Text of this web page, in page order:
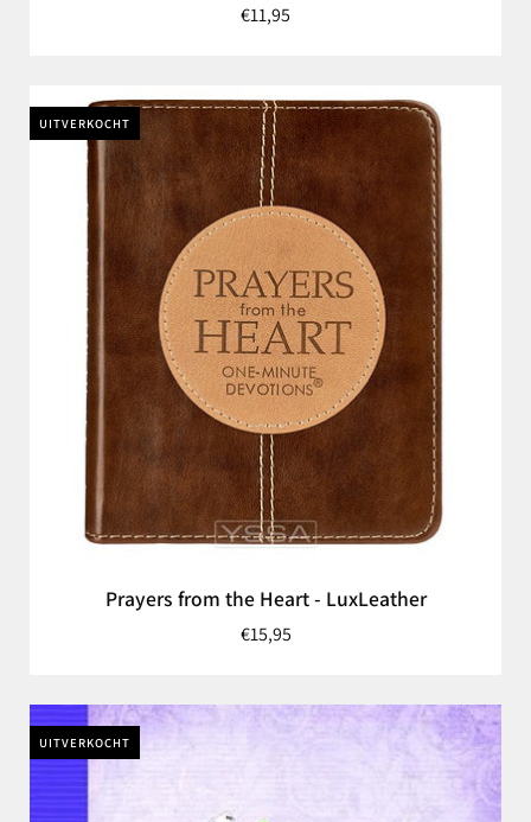
€11,95
UITVERKOCHT
Prayers from the Heart - LuxLeather
€15,95
UITVERKOCHT